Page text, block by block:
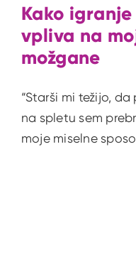
Kako
vpliva na
možgane
“Starši mi težijo,
na spletu sem
moje miselne